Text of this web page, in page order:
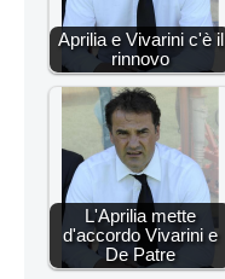
Aprilia e Vivarini c'è il
rinnovo
L'Aprilia mette
d'accordo Vivarini e
De Patre